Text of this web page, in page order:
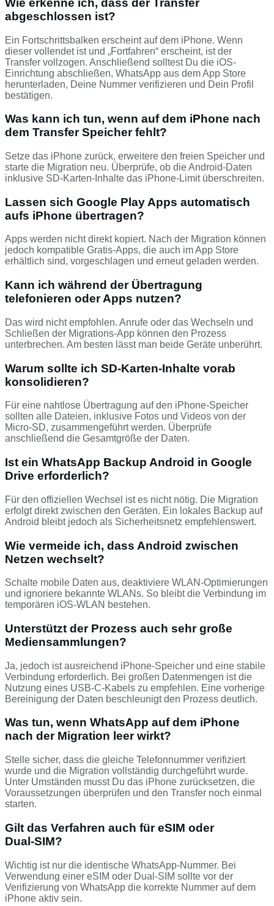
Wie erkenne ich, dass der Transfer
abgeschlossen ist?
Ein Fortschrittsbalken erscheint auf dem iPhone. Wenn
dieser vollendet ist und „Fortfahren“ erscheint, ist der
Transfer vollzogen. Anschließend solltest Du die iOS-
Einrichtung abschließen, WhatsApp aus dem App Store
herunterladen, Deine Nummer verifizieren und Dein Profil
bestätigen.
Was kann ich tun, wenn auf dem iPhone nach
dem Transfer Speicher fehlt?
Setze das iPhone zurück, erweitere den freien Speicher und
starte die Migration neu. Überprüfe, ob die Android-Daten
inklusive SD‑Karten-Inhalte das iPhone-Limit überschreiten.
Lassen sich Google Play Apps automatisch
aufs iPhone übertragen?
Apps werden nicht direkt kopiert. Nach der Migration können
jedoch kompatible Gratis-Apps, die auch im App Store
erhältlich sind, vorgeschlagen und erneut geladen werden.
Kann ich während der Übertragung
telefonieren oder Apps nutzen?
Das wird nicht empfohlen. Anrufe oder das Wechseln und
Schließen der Migrations-App können den Prozess
unterbrechen. Am besten lässt man beide Geräte unberührt.
Warum sollte ich SD-Karten-Inhalte vorab
konsolidieren?
Für eine nahtlose Übertragung auf den iPhone-Speicher
sollten alle Dateien, inklusive Fotos und Videos von der
Micro‑SD, zusammengeführt werden. Überprüfe
anschließend die Gesamtgröße der Daten.
Ist ein WhatsApp Backup Android in Google
Drive erforderlich?
Für den offiziellen Wechsel ist es nicht nötig. Die Migration
erfolgt direkt zwischen den Geräten. Ein lokales Backup auf
Android bleibt jedoch als Sicherheitsnetz empfehlenswert.
Wie vermeide ich, dass Android zwischen
Netzen wechselt?
Schalte mobile Daten aus, deaktiviere WLAN-Optimierungen
und ignoriere bekannte WLANs. So bleibt die Verbindung im
temporären iOS-WLAN bestehen.
Unterstützt der Prozess auch sehr große
Mediensammlungen?
Ja, jedoch ist ausreichend iPhone-Speicher und eine stabile
Verbindung erforderlich. Bei großen Datenmengen ist die
Nutzung eines USB‑C‑Kabels zu empfehlen. Eine vorherige
Bereinigung der Daten beschleunigt den Prozess deutlich.
Was tun, wenn WhatsApp auf dem iPhone
nach der Migration leer wirkt?
Stelle sicher, dass die gleiche Telefonnummer verifiziert
wurde und die Migration vollständig durchgeführt wurde.
Unter Umständen musst Du das iPhone zurücksetzen, die
Voraussetzungen überprüfen und den Transfer noch einmal
starten.
Gilt das Verfahren auch für eSIM oder
Dual‑SIM?
Wichtig ist nur die identische WhatsApp-Nummer. Bei
Verwendung einer eSIM oder Dual‑SIM sollte vor der
Verifizierung von WhatsApp die korrekte Nummer auf dem
iPhone aktiv sein.